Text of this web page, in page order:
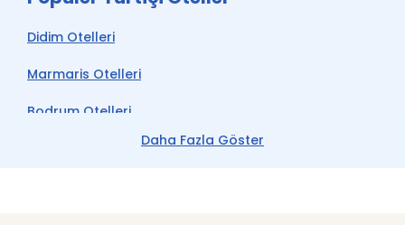
Daha Fazla Göster
Didim Otelleri
Marmaris Otelleri
Bodrum Otelleri